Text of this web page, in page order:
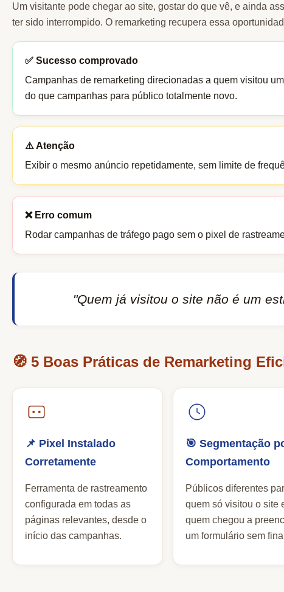
Um visitante pode chegar ao site, gostar do que vê, e ainda
ter sido interrompido. O remarketing recupera essa
✅ Sucesso comprovado
Campanhas de remarketing direcionadas a quem visitou
do que campanhas para público totalmente novo.
⚠️ Atenção
Exibir o mesmo anúncio repetidamente, sem limite de
❌ Erro comum
Rodar campanhas de tráfego pago sem o pixel de
"Quem já visitou o site não é um
🧭 5 Boas Práticas de Remarketing
📌 Pixel Instalado
Corretamente
Ferramenta de rastreamento
configurada em todas as
páginas relevantes, desde o
início das campanhas.
🎯 Segmentação
Comportamento
Públicos diferentes
quem só visitou o site
quem chegou a
um formulário sem